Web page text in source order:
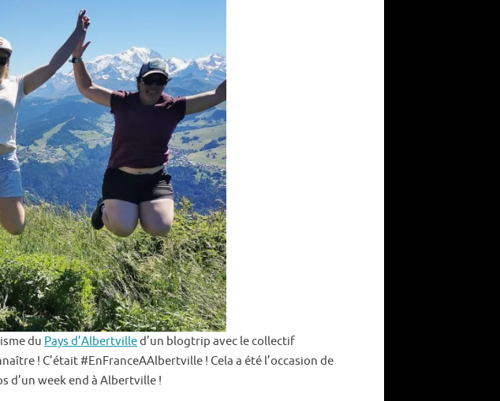
du Pays d’Albertvilled’un blogtrip avec le collectif
! C’était #EnFranceAAlbertville ! Cela a été l’occasion de
d’un week end à Albertville !